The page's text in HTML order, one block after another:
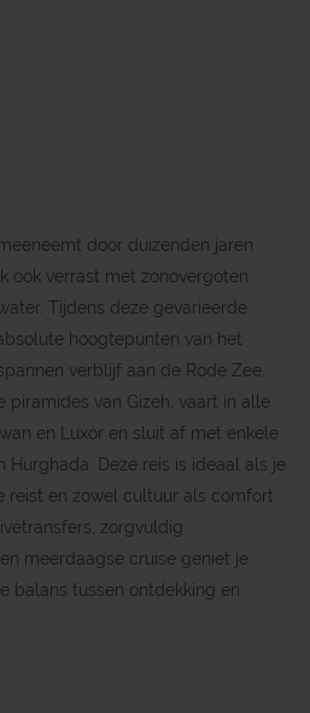
door duizenden jaren
ook verrast met zonovergoten
Tijdens deze gevarieerde
hoogtepunten van het
verblijf aan de Rode Zee.
piramides van Gizeh, vaart in alle
en Luxor en sluit af met enkele
Hurghada. Deze reis is ideaal als je
reist en zowel cultuur als comfort
zorgvuldig
meerdaagse cruise geniet je
balans tussen ontdekking en